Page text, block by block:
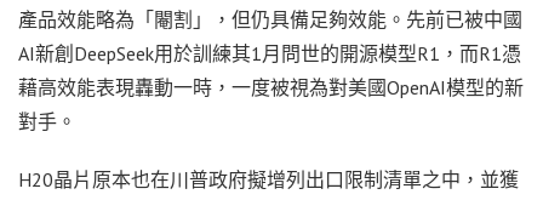
產品效能略為「閹割」，但仍具備足夠效能。先前已被中國
AI新創DeepSeek用於訓練其1月問世的開源模型R1，而R1憑
藉高效能表現轟動一時，一度被視為對美國OpenAI模型的新
對手。
H20晶片原本也在川普政府擬增列出口限制清單之中，並獲